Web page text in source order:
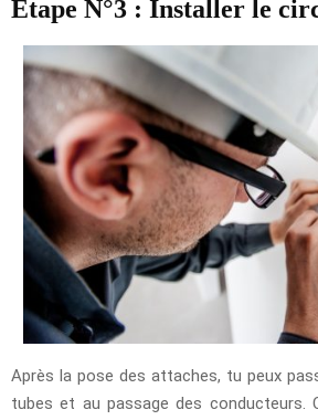
Étape N°3 : Installer le
Après la pose des attaches, tu peux
tubes et au passage des conducteurs.